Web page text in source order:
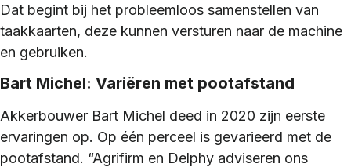
Dat begint bij het probleemloos samenstellen van
taakkaarten, deze kunnen versturen naar de machine
en gebruiken.
Bart Michel: Variëren met pootafstand
Akkerbouwer Bart Michel deed in 2020 zijn eerste
ervaringen op. Op één perceel is gevarieerd met de
pootafstand. “Agrifirm en Delphy adviseren ons